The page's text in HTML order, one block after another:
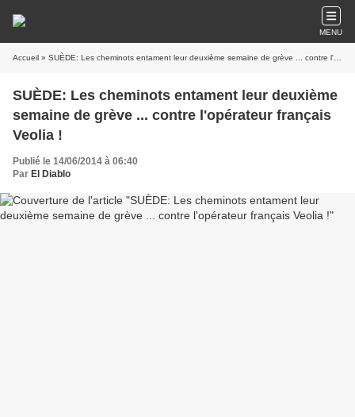
MENU
Accueil » SUÈDE: Les cheminots entament leur deuxième semaine de grève ... contre l'opérateur français Veolia !
SUÈDE: Les cheminots entament leur deuxième
semaine de grève ... contre l'opérateur français
Veolia !
Publié le 14/06/2014 à 06:40
Par El Diablo